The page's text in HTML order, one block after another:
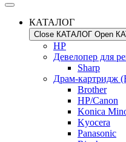
КАТАЛОГ
Close КАТАЛОГ Open
HP
Девелопер для
Sharp
Драм-картридж
Brother
HP/Canon
Konica
Kyocera
Panasonic